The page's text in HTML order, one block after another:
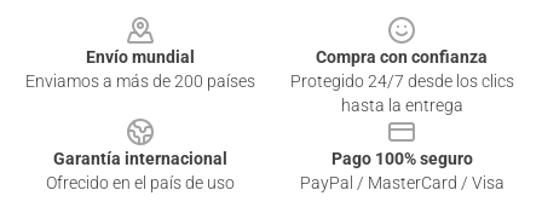
Envío mundial
Enviamos a más de 200 países
Compra con confianza
Protegido 24/7 desde los clics
hasta la entrega
Garantía internacional
Ofrecido en el país de uso
Pago 100% seguro
PayPal / MasterCard / Visa